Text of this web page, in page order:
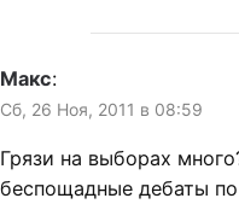
Макс:
Сб, 26 Ноя, 2011 в 08:59
Грязи на выборах
беспощадные дебаты